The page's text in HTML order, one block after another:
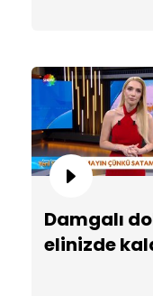
olan Dilan
Damgalı
elinizde